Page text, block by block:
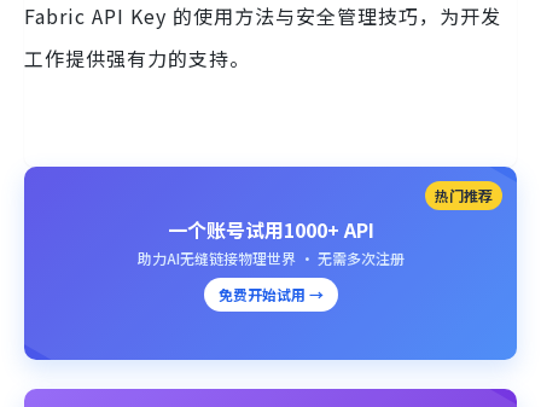
Fabric API Key 的使用方法与安全管理技巧，为开发
工作提供强有力的支持。
热门推荐
一个账号试用1000+ API
助力AI无缝链接物理世界 · 无需多次注册
免费开始试用 →